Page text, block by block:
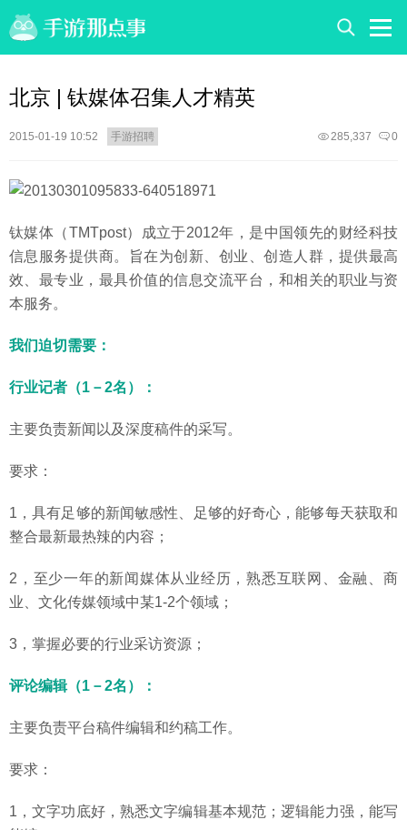
北京 | 钛媒体召集人才精英
2015-01-19 10:52 手游招聘 0
285,337
钛媒体（TMTpost）成立于2012年，是中国领先的财经科技
信息服务提供商。旨在为创新、创业、创造人群，提供最高
效、最专业，最具价值的信息交流平台，和相关的职业与资
本服务。
我们迫切需要：
行业记者（1－2名）：
主要负责新闻以及深度稿件的采写。
要求：
1，具有足够的新闻敏感性、足够的好奇心，能够每天获取和
整合最新最热辣的内容；
2，至少一年的新闻媒体从业经历，熟悉互联网、金融、商
业、文化传媒领域中某1-2个领域；
3，掌握必要的行业采访资源；
评论编辑（1－2名）：
主要负责平台稿件编辑和约稿工作。
要求：
1，文字功底好，熟悉文字编辑基本规范；逻辑能力强，能写